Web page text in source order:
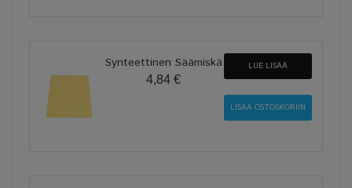
Synteettinen Säämiskä
4,84 €
LUE LISÄÄ